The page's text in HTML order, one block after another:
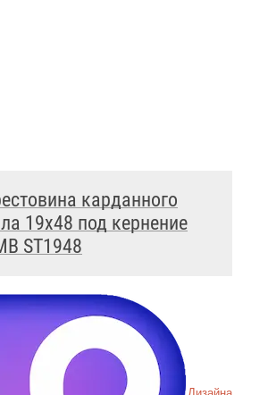
карданного
19x48 под кернение
ST1948